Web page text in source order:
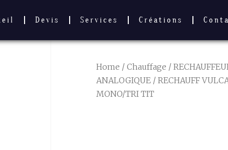
Devis Services Créations
Home / Chauffage /
ANALOGIQUE / RECHAUFF
MONO/TRI TIT